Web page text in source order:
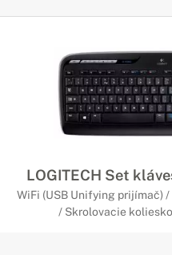
LOGITECH Set
WiFi (USB Unifying prijímač)
/ Skrolovacie